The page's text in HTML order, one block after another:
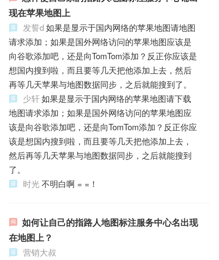
现在苹果地图上
发誓d如果是显示于国内网络的苹果地图请地图
请求添加；如果是国外网络访问的苹果地图应该是
向谷歌添加吧，还是向TomTom添加？反正你应该是
想国内搜到啦，而且要等几天把他添加上去，然后
再等几天苹果与地图数据同步，之后就能搜到了。
少轩如果是显示于国内网络的苹果地图请下载
地图请求添加；如果是国外网络访问的苹果地图应
该是向谷歌添加吧，还是向TomTom添加？反正你应
该是想国内搜到啦，而且要等几天把他添加上去，
然后再等几天苹果与地图数据同步，之后就能搜到
了。
时光不明白啊 = =！
如何让自己的指路人地图标注服务中心名出现
在地图上？
营销大叔